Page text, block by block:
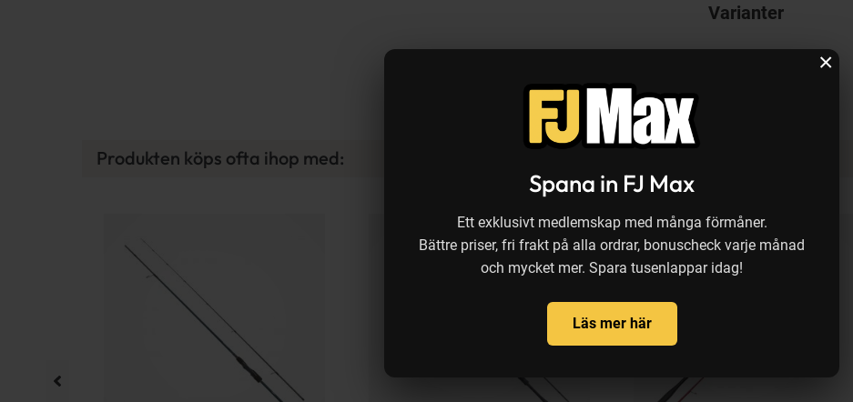
Spana in FJ Max
Ett exklusivt medlemskap med många förmåner.
Bättre priser, fri frakt på alla ordrar, bonuscheck varje månad
och mycket mer. Spara tusenlappar idag!
Läs mer här
×
Varianter
Produkten köps ofta ihop med: